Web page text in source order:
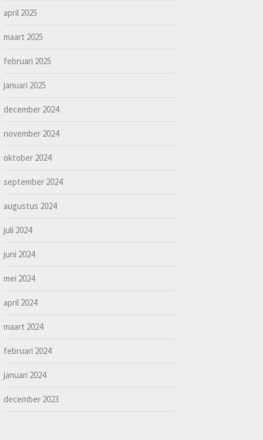
april 2025
maart 2025
februari 2025
januari 2025
december 2024
november 2024
oktober 2024
september 2024
augustus 2024
juli 2024
juni 2024
mei 2024
april 2024
maart 2024
februari 2024
januari 2024
december 2023